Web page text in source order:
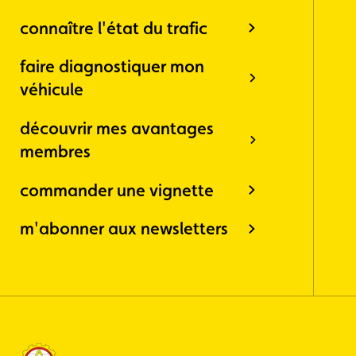
début du
Newsletter
fois par
(soyez
connaître l'état du trafic
faire diagnostiquer mon
véhicule
découvrir mes avantages
membres
commander une vignette
m'abonner aux newsletters